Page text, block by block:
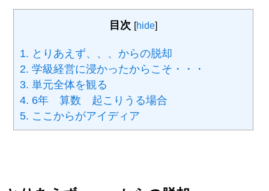
目次 [hide]
1. とりあえず、、、からの脱却
2. 学級経営に浸かったからこそ・・・
3. 単元全体を観る
4. 6年 算数 起こりうる場合
5. ここからがアイディア